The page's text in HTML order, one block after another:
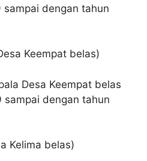
dengan tahun
Keempat belas)
Desa Keempat belas
sampai dengan tahun
Kelima belas)